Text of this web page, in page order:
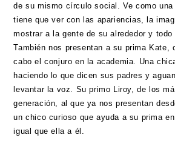
de su mismo círculo social. Ve como
tiene que ver con las apariencias, la
mostrar a la gente de su alrededor y
También nos presentan a su prima Kate,
cabo el conjuro en la academia. Una
haciendo lo que dicen sus padres y
levantar la voz. Su primo Liroy, de los
generación, al que ya nos presentan
un chico curioso que ayuda a su prima
igual que ella a él.